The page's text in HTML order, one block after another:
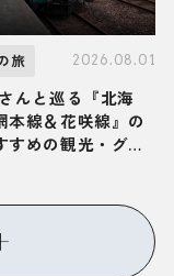
旅 2026.08.01
んと巡る『北海
本線＆花咲線』の
すめの観光・グル